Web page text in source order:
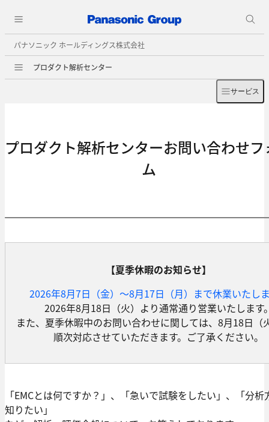
パナソニック ホールディングス株式会社
プロダクト解析センター
サービス
プロダクト解析センターお問い合わせフ
ム
【夏季休暇のお知らせ】
2026年8月7日（金）～8月17日（月）まで休業いたし
2026年8月18日（火）より通常通り営業いたします
また、夏季休暇中のお問い合わせに関しては、8月18日（
順次対応させていただきます。ご了承ください。
「EMCとは何ですか？」、「急いで試験をしたい」、「分析
知りたい」